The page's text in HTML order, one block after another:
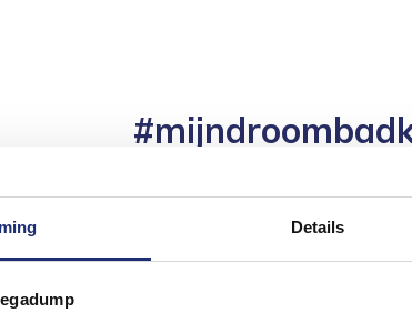
Details
jouw badkamer op Instagram met